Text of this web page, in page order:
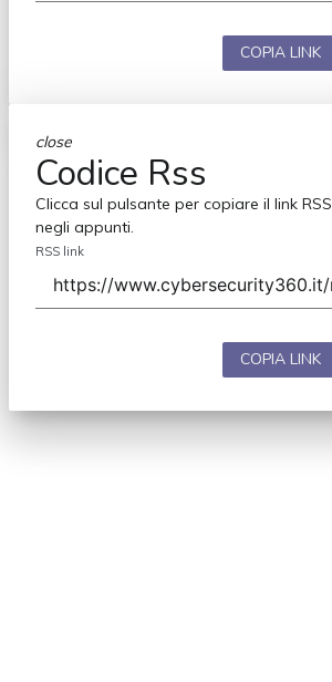
COPIA LINK
close
Codice Rss
Clicca sul pulsante per copiare il link RSS
negli appunti.
RSS link
COPIA LINK